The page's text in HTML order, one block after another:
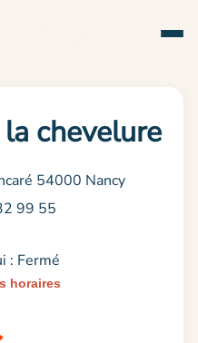
chevelure
54000 Nancy
99 55
: Fermé
horaires